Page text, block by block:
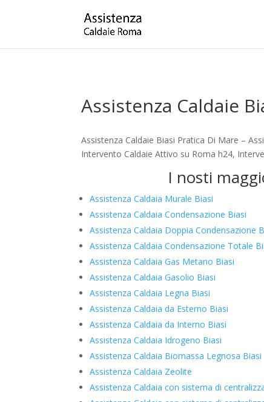
Assistenza Caldaie
Assistenza Caldaie Biasi Pratica Di Mare –
Intervento Caldaie Attivo su Roma h24,
I nosti
Assistenza Caldaia Murale Biasi
Assistenza Caldaia Condensazione Biasi
Assistenza Caldaia Doppia Condensazione
Assistenza Caldaia Condensazione Totale
Assistenza Caldaia Gas Metano Biasi
Assistenza Caldaia Gasolio Biasi
Assistenza Caldaia Legna Biasi
Assistenza Caldaia da Esterno Biasi
Assistenza Caldaia da Interno Biasi
Assistenza Caldaia Idrogeno Biasi
Assistenza Caldaia Biomassa Legnosa Biasi
Assistenza Caldaia Zeolite
Assistenza Caldaia con sistema di